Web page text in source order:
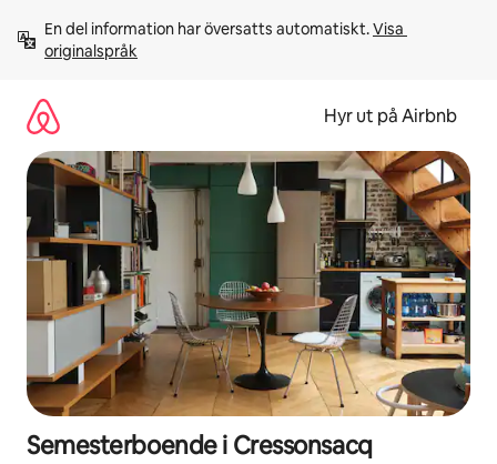
innehåll
En del information har översatts automatiskt. Visa
originalspråk
Hyr ut på Airbnb
Semesterboende i Cressonsacq